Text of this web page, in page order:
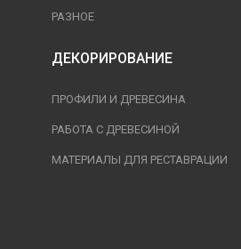
РАЗНОЕ
ДЕКОРИРОВАНИЕ
ПРОФИЛИ И ДРЕВЕСИНА
РАБОТА С ДРЕВЕСИНОЙ
МАТЕРИАЛЫ ДЛЯ РЕСТАВРАЦИИ